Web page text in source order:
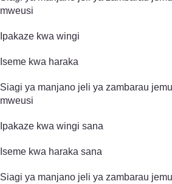
mweusi
Ipakaze kwa wingi
Iseme kwa haraka
Siagi ya manjano jeli ya zambarau
mweusi
Ipakaze kwa wingi sana
Iseme kwa haraka sana
Siagi ya manjano jeli ya zambarau